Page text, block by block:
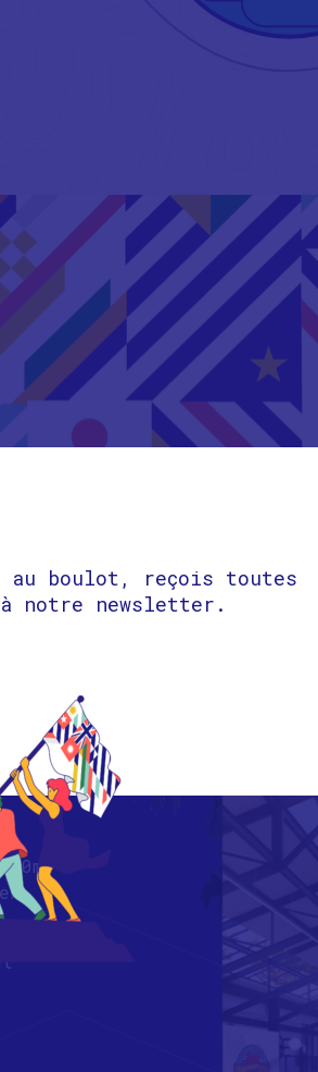
au boulot, reçois toutes
notre newsletter.